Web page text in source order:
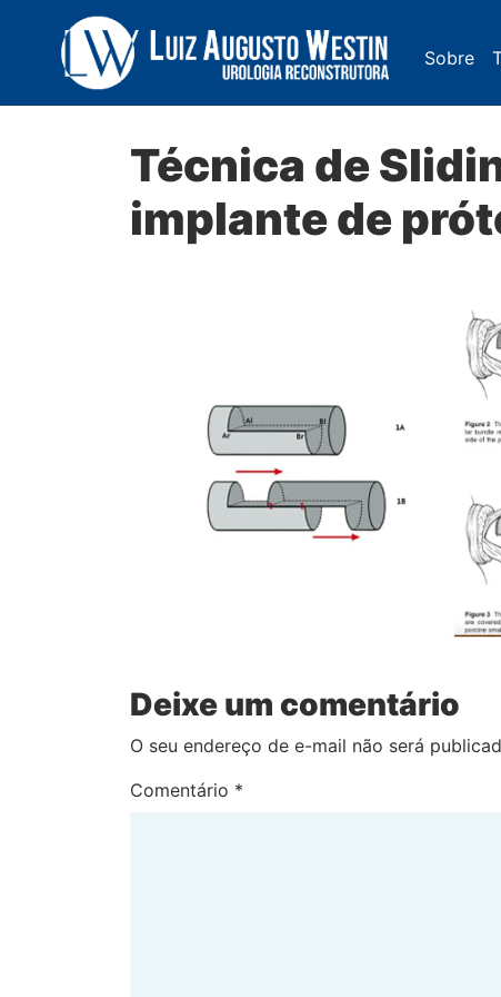
Navegação Principal Sobre
Técnica de
implante de
Deixe um comentário
O seu endereço de e-mail não será
Comentário *